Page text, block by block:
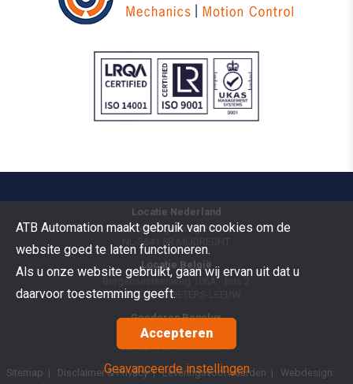
Locatie Nederland
Vermogenweg 109
NL-3641 SR
Locatie België
Bergensesteenweg 106A - bus 2
B-1600SINT-PIETERS-LEEUW
Goederen Benelux
Vermogenweg 109
NL-3641 SRMIJDRECHT
Sitemap | Disclaimer & Privacy|Leveringsvoorwaarden | Webdesign:
ATB Automation maakt gebruik van cookies om de
website goed te laten functioneren.
Als u onze website gebruikt, gaan wij ervan uit dat u
daarvoor toestemming geeft.
Accepteren
Geavanceerde instellingen